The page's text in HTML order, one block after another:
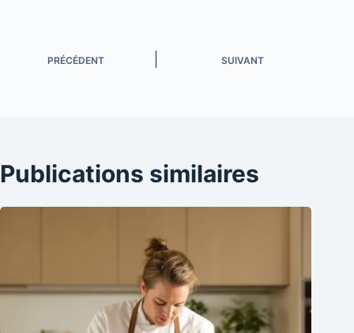
PRÉCÉDENT SUIVANT
Publications similaires